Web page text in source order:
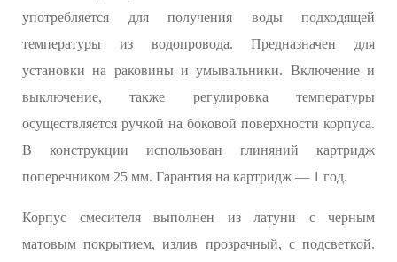
употребляется для получения воды подходящей
температуры из водопровода. Предназначен для
установки на раковины и умывальники. Включение и
выключение, также регулировка температуры
осуществляется ручкой на боковой поверхности корпуса.
В конструкции использован глиняний картридж
поперечником 25 мм. Гарантия на картридж — 1 год.
Корпус смесителя выполнен из латуни с черным
матовым покрытием, излив прозрачный, с подсветкой.